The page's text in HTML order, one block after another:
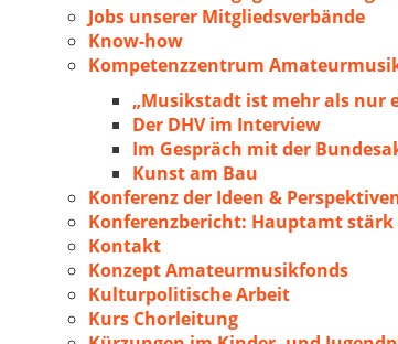
Jobs unserer Mitgliedsverbände
Know-how
Kompetenzzentrum
„Musikstadt ist mehr als nur
Der DHV im Interview
Im Gespräch mit der
Kunst am Bau
Konferenz der Ideen &
Konferenzbericht: Hauptamt
Kontakt
Konzept Amateurmusikfonds
Kulturpolitische Arbeit
Kurs Chorleitung